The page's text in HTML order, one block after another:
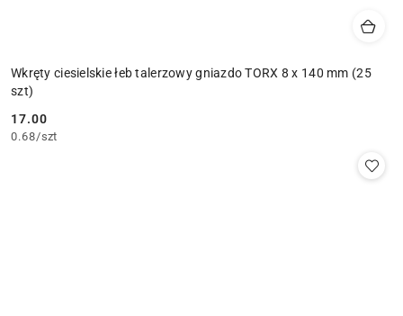
Wkręty ciesielskie łeb talerzowy gniazdo TORX 8 x 140 mm (25
szt)
Cena:
17.00
0.68/szt